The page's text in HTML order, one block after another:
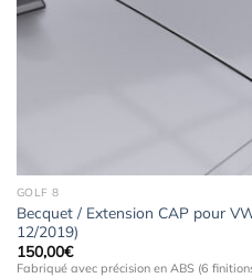
GOLF 8
Becquet / Extension CAP pour
12/2019)
150,00€
Fabriqué avec précision en ABS (6